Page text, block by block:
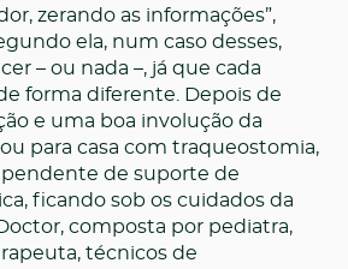
zerando as informações”,
ela, num caso desses,
– ou nada –, já que cada
forma diferente. Depois de
e uma boa involução da
para casa com traqueostomia,
de suporte de
ficando sob os cuidados da
composta por pediatra,
técnicos de